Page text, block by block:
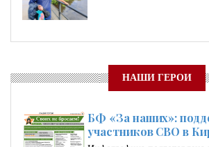
НАШИ ГЕРОИ
БФ «За наших»:
участников СВО в